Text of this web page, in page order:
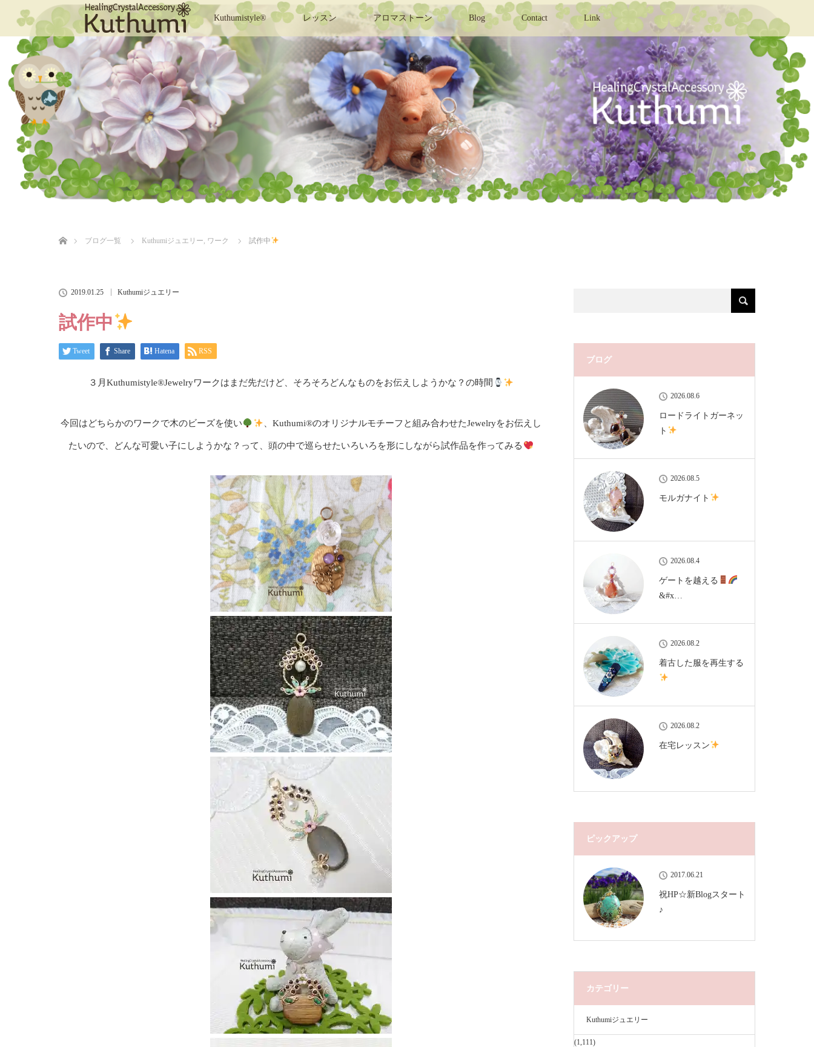
Kuthumistyle® レッスン アロマストーン Blog Contact Link
ブログ一覧
Kuthumiジュエリー, ワーク 試作中
2019.01.25 Kuthumiジュエリー
試作中
Tweet Share Hatena RSS
３月Kuthumistyle®Jewelryワークはまだ先だけど、そろそろどんなものをお伝えしようかな？の時間
今回はどちらかのワークで木のビーズを使い 、Kuthumi®のオリジナルモチーフと組み合わせたJewelryをお伝えし
たいので、どんな可愛い子にしようかな？って、頭の中で巡らせたいろいろを形にしながら試作品を作ってみる
ブログ
2026.08.6
ロードライトガーネッ
ト
2026.08.5
モルガナイト
2026.08.4
ゲートを越える
&#x…
2026.08.2
着古した服を再生する
2026.08.2
在宅レッスン
ピックアップ
2017.06.21
祝HP☆新Blogスタート
♪
カテゴリー
Kuthumiジュエリー
(1,111)